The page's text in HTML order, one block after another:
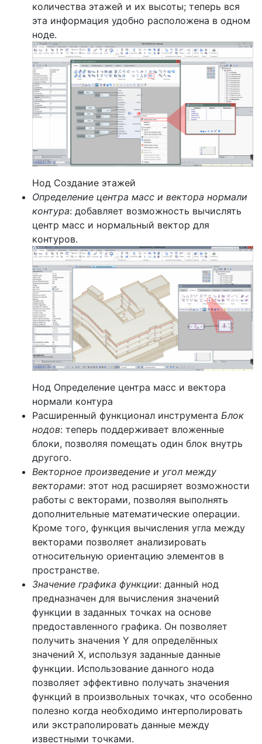
количества этажей и их высоты; теперь вся
эта информация удобно расположена в одном
ноде.
Нод Создание этажей
Определение центра масс и вектора нормали
контура: добавляет возможность вычислять
центр масс и нормальный вектор для
контуров.
Нод Определение центра масс и вектора
нормали контура
Расширенный функционал инструмента Блок
нодов: теперь поддерживает вложенные
блоки, позволяя помещать один блок внутрь
другого.
Векторное произведение и угол между
векторами: этот нод расширяет возможности
работы с векторами, позволяя выполнять
дополнительные математические операции.
Кроме того, функция вычисления угла между
векторами позволяет анализировать
относительную ориентацию элементов в
пространстве.
Значение графика функции: данный нод
предназначен для вычисления значений
функции в заданных точках на основе
предоставленного графика. Он позволяет
получить значения Y для определённых
значений X, используя заданные данные
функции. Использование данного нода
позволяет эффективно получать значения
функций в произвольных точках, что особенно
полезно когда необходимо интерполировать
или экстраполировать данные между
известными точками.